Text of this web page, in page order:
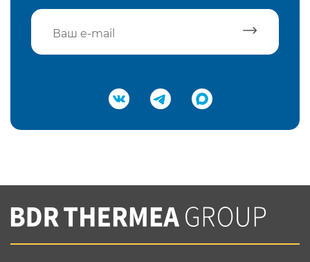
Подтвердить e-mail
Вы соглашаетесь с нашей политикой
конфеденциальности